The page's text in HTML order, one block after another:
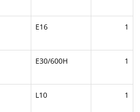
E16 1
E30/600H 1
L10 1